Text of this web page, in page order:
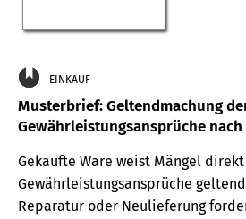
EINKAUF
Musterbrief: Geltendmachung
Gewährleistungsansprüche nach
Gekaufte Ware weist Mängel direkt
Gewährleistungsansprüche
Reparatur oder Neulieferung